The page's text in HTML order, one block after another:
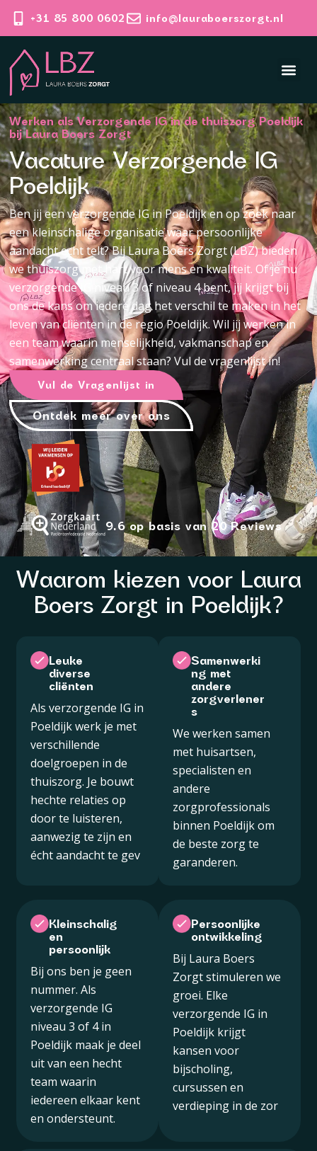
+31 85 800 0602 info@lauraboerszorgt.nl
Werken als Verzorgende IG in de thuiszorg Poeldijk
bij Laura Boers Zorgt
Vacature Verzorgende IG
Poeldijk
Ben jij een verzorgende IG in Poeldijk en op zoek naar
een kleinschalige organisatie waar persoonlijke
aandacht echt telt? Bij Laura Boers Zorgt (LBZ) bieden
we thuiszorg met hart voor mens en kwaliteit. Of je nu
verzorgende IG niveau 3 of niveau 4 bent, jij krijgt bij
ons de kans om iedere dag het verschil te maken in het
leven van cliënten in de regio Poeldijk. Wil jij werken in
een team waarin menselijkheid, vakmanschap en
samenwerking centraal staan? Vul de vragenlijst in!
Vul de Vragenlijst in
Ontdek meer over ons
9.6 op basis van 20 Reviews
Waarom kiezen voor Laura
Boers Zorgt in Poeldijk?
Leuke
diverse
cliënten
Als verzorgende IG in
Poeldijk werk je met
verschillende
doelgroepen in de
thuiszorg. Je bouwt
hechte relaties op
door te luisteren,
aanwezig te zijn en
écht aandacht te gev
Samenwerki
ng met
andere
zorgverlener
s
We werken samen
met huisartsen,
specialisten en
andere
zorgprofessionals
binnen Poeldijk om
de beste zorg te
garanderen.
Kleinschalig
en
persoonlijk
Bij ons ben je geen
nummer. Als
verzorgende IG
niveau 3 of 4 in
Poeldijk maak je deel
uit van een hecht
team waarin
iedereen elkaar kent
en ondersteunt.
Persoonlijke
ontwikkeling
Bij Laura Boers
Zorgt stimuleren we
groei. Elke
verzorgende IG in
Poeldijk krijgt
kansen voor
bijscholing,
cursussen en
verdieping in de zor